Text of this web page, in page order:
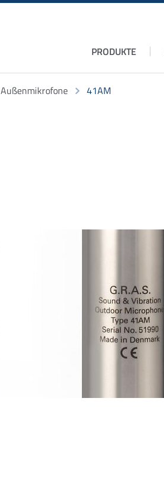
Navigation
PRODUKTE
Außenmikrofone 41AM